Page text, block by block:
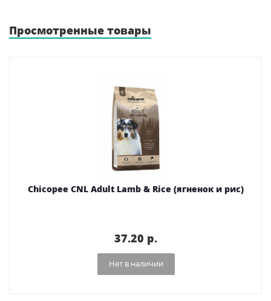
Просмотренные товары
Chicopee CNL Adult Lamb & Rice (ягненок и рис)
37.20 p.
Нет в наличии